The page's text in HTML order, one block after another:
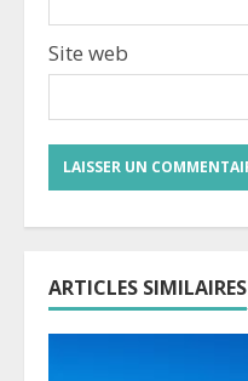
Site web
ARTICLES SIMILAIRES